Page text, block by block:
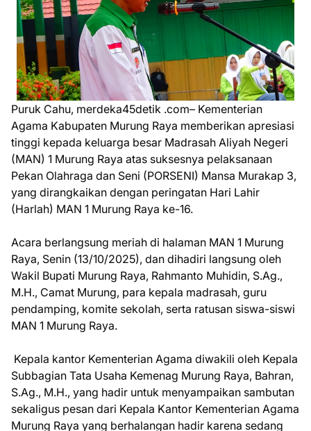
Puruk Cahu, merdeka45detik .com– Kementerian
Agama Kabupaten Murung Raya memberikan apresiasi
tinggi kepada keluarga besar Madrasah Aliyah Negeri
(MAN) 1 Murung Raya atas suksesnya pelaksanaan
Pekan Olahraga dan Seni (PORSENI) Mansa Murakap 3,
yang dirangkaikan dengan peringatan Hari Lahir
(Harlah) MAN 1 Murung Raya ke-16.
Acara berlangsung meriah di halaman MAN 1 Murung
Raya, Senin (13/10/2025), dan dihadiri langsung oleh
Wakil Bupati Murung Raya, Rahmanto Muhidin, S.Ag.,
M.H., Camat Murung, para kepala madrasah, guru
pendamping, komite sekolah, serta ratusan siswa-siswi
MAN 1 Murung Raya.
Kepala kantor Kementerian Agama diwakili oleh Kepala
Subbagian Tata Usaha Kemenag Murung Raya, Bahran,
S.Ag., M.H., yang hadir untuk menyampaikan sambutan
sekaligus pesan dari Kepala Kantor Kementerian Agama
Murung Raya yang berhalangan hadir karena sedang